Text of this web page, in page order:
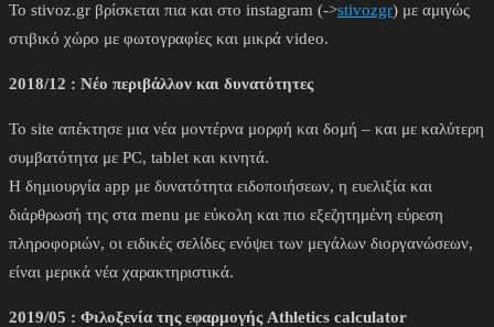
Το stivoz.gr βρίσκεται πια και στο instagram (->stivozgr) με αμιγώς
στιβικό χώρο με φωτογραφίες και μικρά video.
2018/12 : Νέο περιβάλλον και δυνατότητες
Το site απέκτησε μια νέα μοντέρνα μορφή και δομή – και με καλύτερη
συμβατότητα με PC, tablet και κινητά.
Η δημιουργία app με δυνατότητα ειδοποιήσεων, η ευελιξία και
διάρθρωσή της στα menu με εύκολη και πιο εξεζητημένη εύρεση
πληροφοριών, οι ειδικές σελίδες ενόψει των μεγάλων διοργανώσεων,
είναι μερικά νέα χαρακτηριστικά.
2019/05 : Φιλοξενία της εφαρμογής Athletics calculator